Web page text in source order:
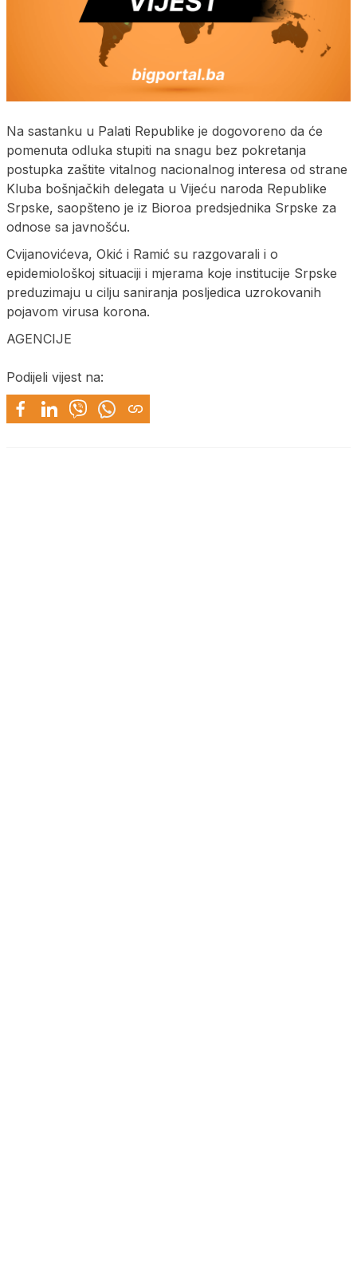
Na sastanku u Palati Republike je dogovoreno da će
pomenuta odluka stupiti na snagu bez pokretanja
postupka zaštite vitalnog nacionalnog interesa od strane
Kluba bošnjačkih delegata u Vijeću naroda Republike
Srpske, saopšteno je iz Bioroa predsjednika Srpske za
odnose sa javnošću.
Cvijanovićeva, Okić i Ramić su razgovarali i o
epidemiološkoj situaciji i mjerama koje institucije Srpske
preduzimaju u cilju saniranja posljedica uzrokovanih
pojavom virusa korona.
AGENCIJE
Podijeli vijest na: